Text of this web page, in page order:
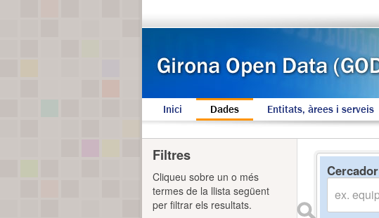
Inici Dades Entitats, àrees i serveis
Cercador
Filtres
Cliqueu sobre un o més
termes de la llista següent
per filtrar els resultats.